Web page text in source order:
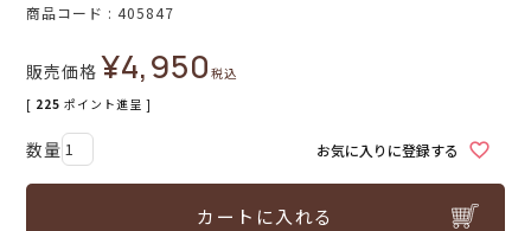
商品コード 405847
販売価格 ¥4,950税込
[ 225 ポイント進呈 ]
お気に入りに登録する
カートに入れる